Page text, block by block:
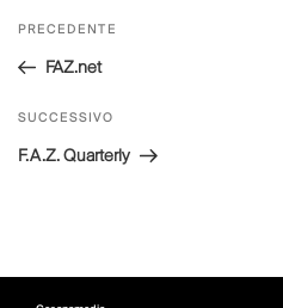
Navigazione
articoli
Articolo
precedente:
PRECEDENTE
FAZ.net
Articolo
successivo
SUCCESSIVO
F.A.Z. Quarterly